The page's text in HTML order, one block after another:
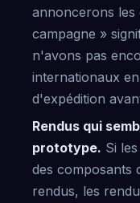
annoncerons les
campagne »
n'avons pas
internationaux
d'expédition
Rendus qui
prototype. Si
des composants
rendus, les